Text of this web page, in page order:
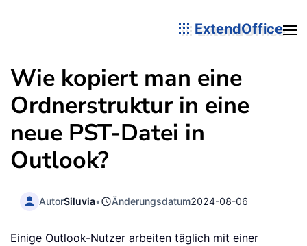
ExtendOffice
Wie kopiert man eine
Ordnerstruktur in eine
neue PST-Datei in
Outlook?
AutorSiluvia• Änderungsdatum2024-08-06
Einige Outlook-Nutzer arbeiten täglich mit einer